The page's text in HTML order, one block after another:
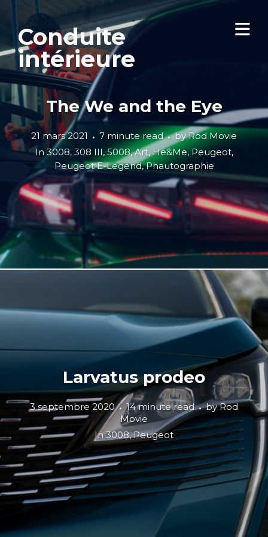
Conduite
intérieure
The We and the Eye
21 mars 2021 7 minute read byRod Movie
In 3008, 308 III,5008,Art,He&Me,Peugeot,
Peugeot E-Legend,Phautographie
Larvatus prodeo
3 septembre 2020 14 minute read byRod
Movie
In3008,Peugeot